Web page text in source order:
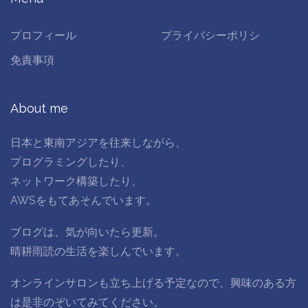
プロフィール
プライバシーポリシ
免責事項
About me
日本と東南アジアを往来しながら、
プログラミングしたり、
ネットワーク構築したり、
AWSをもてあそんでいます。
ブログは、気が向いたら更新。
晴耕雨読の生活を楽しんでいます。
オンラインサロンも立ち上げる予定なので、興味のある方
は是非のぞいてみてください。